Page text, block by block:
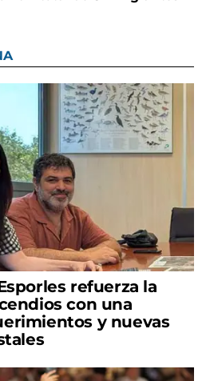
refuerza la
con una
y nuevas